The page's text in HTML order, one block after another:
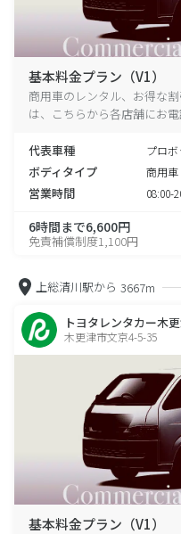
基本料金プラン（V1）
商用車のレンタル、お得な
は、こちらから各店舗にお電
代表車種 プロ
ボディタイプ 商用車
営業時間 08:00-
6時間まで6,600円
免責補償制度1,100円
上総清川駅から 3667m
トヨタレンタカー木
木更津市文京4-5-35
基本料金プラン（V1）